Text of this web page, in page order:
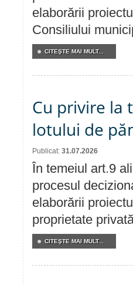
elaborării
Consiliului
CITEŞTE MAI MULT...
Cu privire la
lotului de
Publicat: 31.07.2026
În temeiul art.9
procesul
elaborării
proprietate
CITEŞTE MAI MULT...